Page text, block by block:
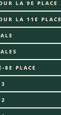
LA 9E PLACE
LA 11E PLACE
8E PLACE